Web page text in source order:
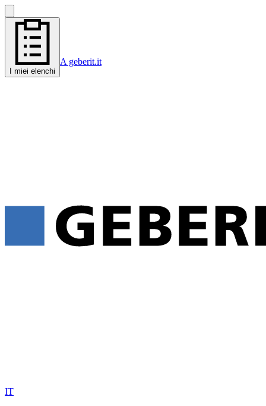
I miei elenchi
A geberit.it
IT